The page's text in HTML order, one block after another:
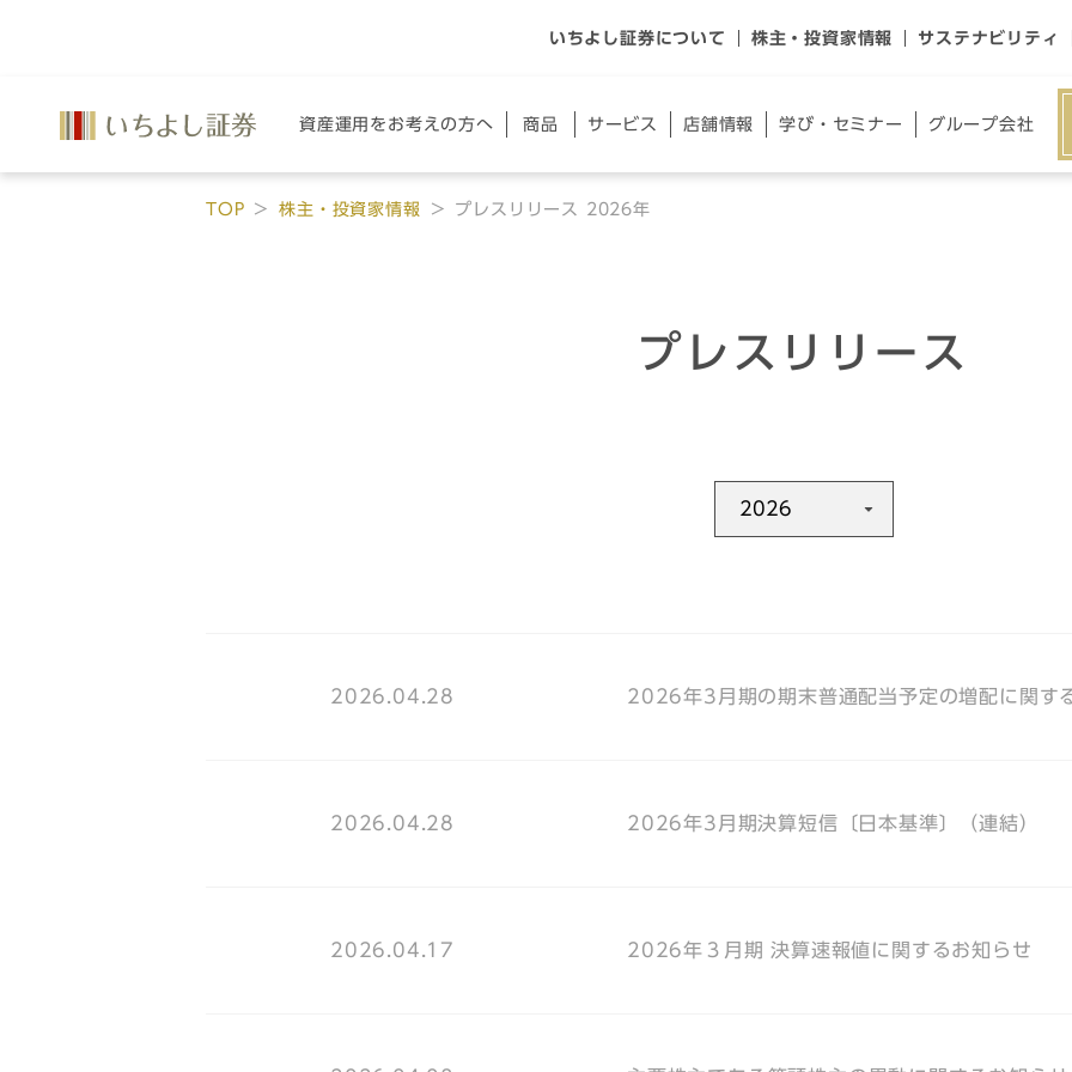
いちよし証券について 株主・投資家情報 サステナビリティ
資産運用を お考えの方へ 商品 サー ビス 店舗情報 学び・ セミナー グループ会社
TOP 株主・投資家情報 プレスリリース 2026年
プレスリリース
2026.04.28 2026年3月期の期末普通配当予定の増配に関す
2026.04.28 2026年3月期決算短信〔日本基準〕（連結）
2026.04.17 2026年３月期 決算速報値に関するお知らせ